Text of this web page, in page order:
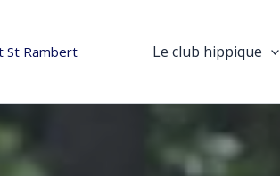
St Rambert Le club hippique